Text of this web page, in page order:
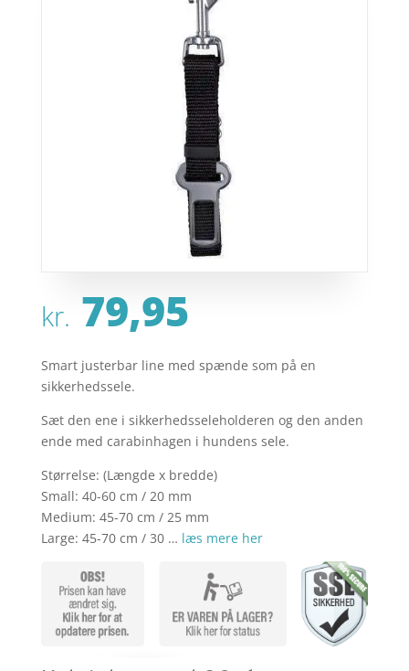
kr. 79,95
Smart justerbar line med spænde som på en
sikkerhedssele.
Sæt den ene i sikkerhedsseleholderen og den anden
ende med carabinhagen i hundens sele.
Størrelse: (Længde x bredde)
Small: 40-60 cm / 20 mm
Medium: 45-70 cm / 25 mm
Large: 45-70 cm / 30 … læs mere her